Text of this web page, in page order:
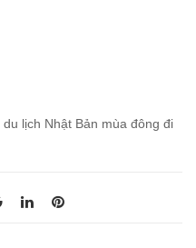
du lịch Nhật Bản mùa đông đi